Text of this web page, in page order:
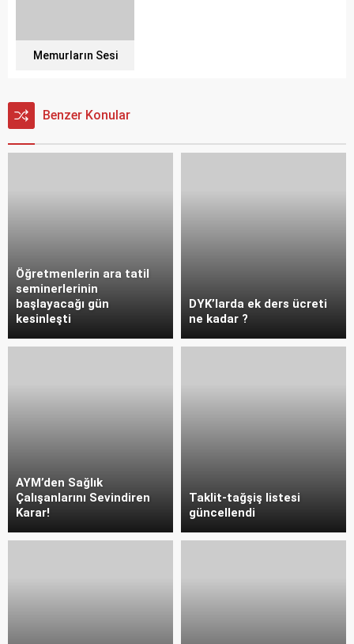
Memurların Sesi
Benzer Konular
Öğretmenlerin ara tatil
seminerlerinin
başlayacağı gün
kesinleşti
DYK’larda ek ders ücreti
ne kadar ?
AYM’den Sağlık
Çalışanlarını Sevindiren
Karar!
Taklit-tağşiş listesi
güncellendi